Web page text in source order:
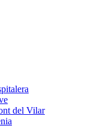
del Vilar